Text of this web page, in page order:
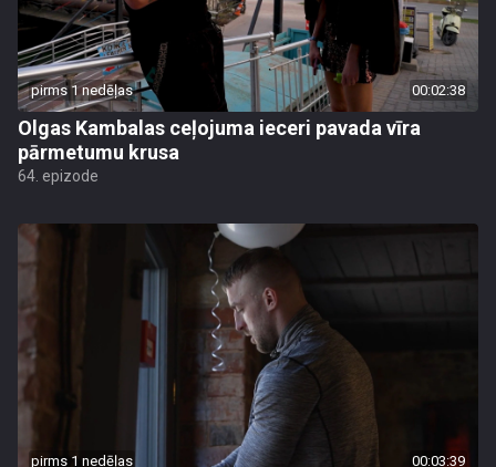
pirms 1 nedēļas 00:02:38
Olgas Kambalas ceļojuma ieceri pavada vīra
pārmetumu krusa
64. epizode
pirms 1 nedēļas 00:03:39